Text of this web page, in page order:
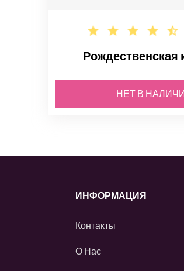
Рождественская
НЕТ В
ИНФОРМАЦИЯ
Контакты
О Нас